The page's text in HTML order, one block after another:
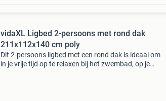
vidaXL Ligbed 2-persoons met rond dak
211x112x140 cm poly
Dit 2-persoons ligbed met een rond dak is ideaal om
in je vrije tijd op te relaxen bij het zwembad, op je